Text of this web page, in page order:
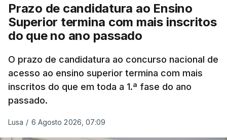
Prazo de candidatura ao Ensino
Superior termina com mais inscritos
do que no ano passado
O prazo de candidatura ao concurso nacional de
acesso ao ensino superior termina com mais
inscritos do que em toda a 1.ª fase do ano
passado.
Lusa / 6 Agosto 2026, 07:09